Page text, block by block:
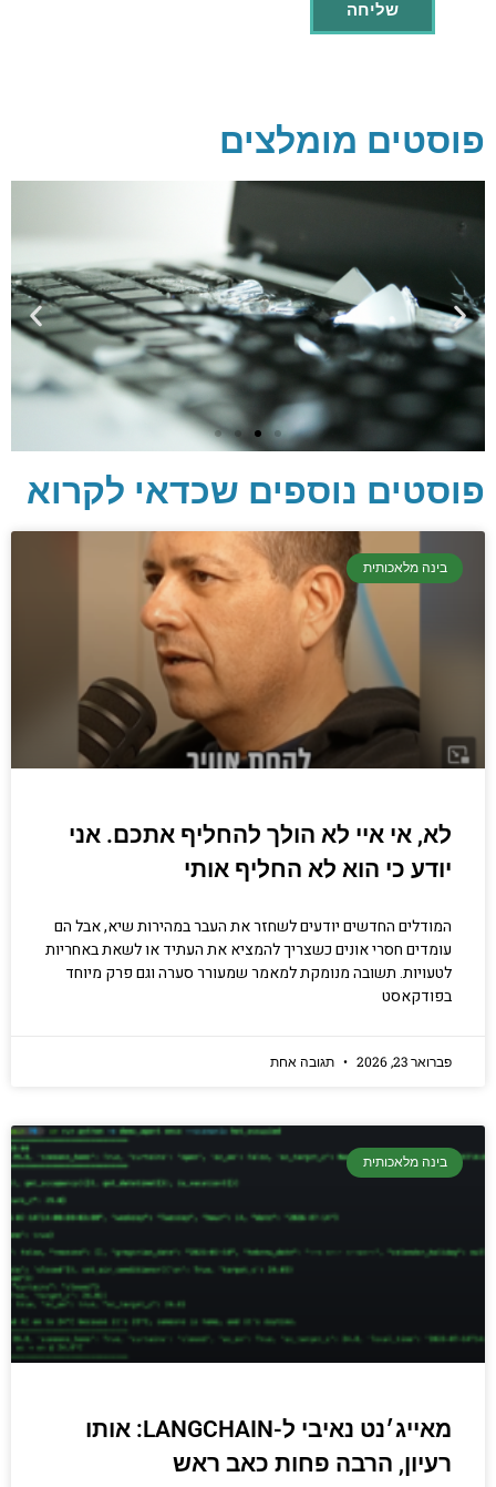
פוסטים מומלצים
יסודות בתכנות
קריפטוגרפיה, ביצועים, אבטחת מידע ומידע
יסודי וחשוב שגם מתכנתים מנוסים לא תמיד
יודעים.
הכנסו עכשיו
פוסטים נוספים שכדאי לקרוא
בינה מלאכותית
לא, אי איי לא הולך להחליף אתכם. אני
יודע כי הוא לא החליף אותי
המודלים החדשים יודעים לשחזר את העבר במהירות שיא, אבל הם
עומדים חסרי אונים כשצריך להמציא את העתיד או לשאת באחריות
לטעויות. תשובה מנומקת למאמר שמעורר סערה וגם פרק מיוחד
בפודקאסט
פברואר 23, 2026 תגובה אחת
בינה מלאכותית
מאייג׳נט נאיבי ל-LANGCHAIN: אותו
רעיון, הרבה פחות כאב ראש